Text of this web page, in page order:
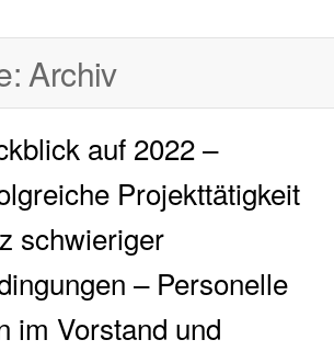
Archiv
auf 2022 –
Projekttätigkeit
schwieriger
– Personelle
im Vorstand und